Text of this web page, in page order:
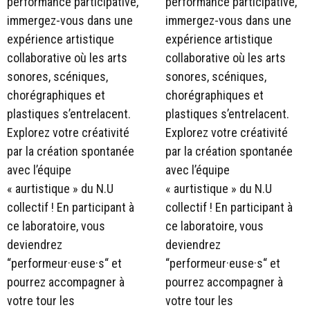
immergez-vous dans une
expérience artistique
collaborative où les arts
sonores, scéniques,
chorégraphiques et
plastiques s’entrelacent.
Explorez votre créativité
par la création spontanée
avec l’équipe
« aurtistique » du N.U
collectif ! En participant à
ce laboratoire, vous
deviendrez
“performeur·euse·s“ et
pourrez accompagner à
votre tour les
immergez-vous dans une
expérience artistique
collaborative où les arts
sonores, scéniques,
chorégraphiques et
plastiques s’entrelacent.
Explorez votre créativité
par la création spontanée
avec l’équipe
« aurtistique » du N.U
collectif ! En participant à
ce laboratoire, vous
deviendrez
“performeur·euse·s“ et
pourrez accompagner à
votre tour les